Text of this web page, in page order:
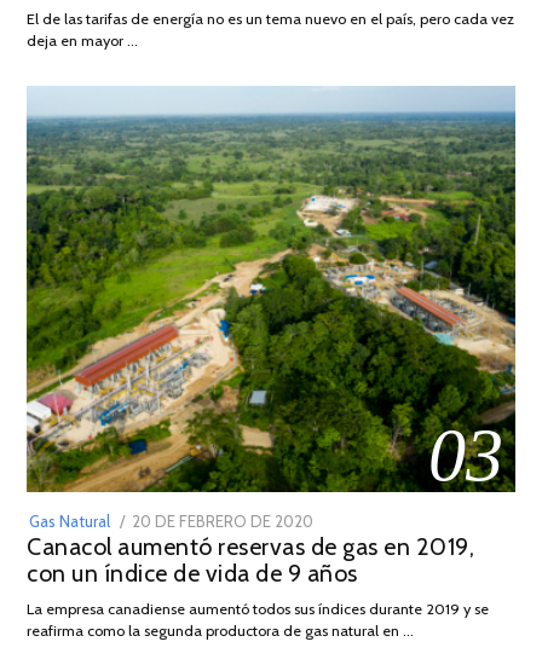
DE
El de las tarifas de energía no es un tema nuevo en el país, pero cada vez
deja en mayor …
03
Gas Natural
POSTED
ON
20 DE FEBRERO DE 2020
DE
JULIO
2025
Canacol aumentó reservas de gas en 2019,
con un índice de vida de 9 años
La empresa canadiense aumentó todos sus índices durante 2019 y se
reafirma como la segunda productora de gas natural en …